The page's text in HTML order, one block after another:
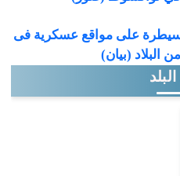
على مواقع عسكرية فى
البلاد (بيان)